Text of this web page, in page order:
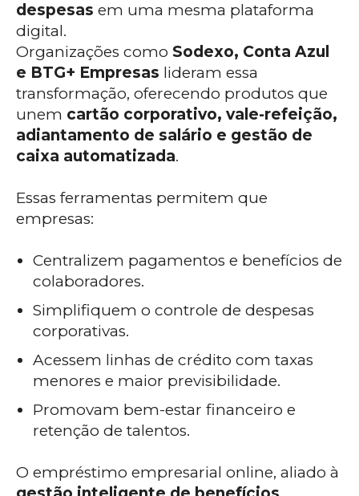
despesas em uma mesma plataforma
digital.
Organizações como Sodexo, Conta Azul
e BTG+ Empresas lideram essa
transformação, oferecendo produtos que
unem cartão corporativo, vale-refeição,
adiantamento de salário e gestão de
caixa automatizada.
Essas ferramentas permitem que
empresas:
Centralizem pagamentos e benefícios de
colaboradores.
Simplifiquem o controle de despesas
corporativas.
Acessem linhas de crédito com taxas
menores e maior previsibilidade.
Promovam bem-estar financeiro e
retenção de talentos.
O empréstimo empresarial online, aliado à